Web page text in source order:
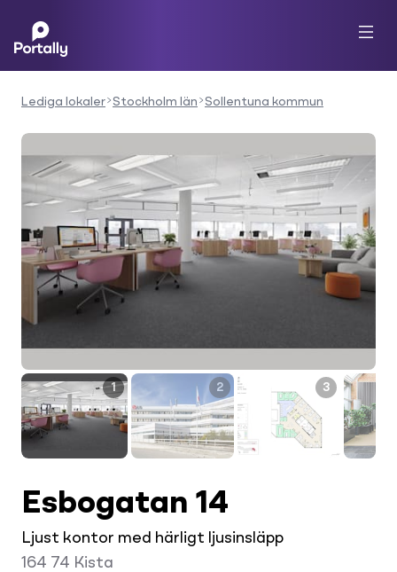
Lediga lokaler Stockholm län Sollentuna kommun
1 2 3
Esbogatan 14
Ljust kontor med härligt ljusinsläpp
164 74 Kista